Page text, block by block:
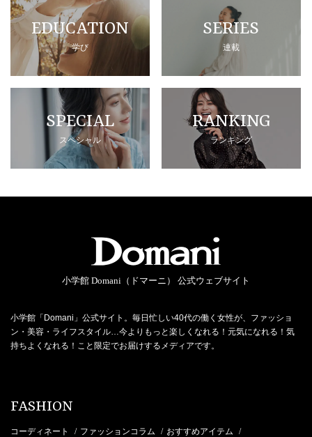
EDUCATION
学び
SERIES
連載
SPECIAL
スペシャル
RANKING
ランキング
小学館 Domani（ドマーニ） 公式ウェブサイト
小学館「Domani」公式サイト。毎日忙しい40代の働く女性が、ファッショ
ン・美容・ライフスタイル…今よりもっと楽しくなれる！元気になれる！気
持ちよくなれる！こと限定でお届けするメディアです。
FASHION
コーディネート / ファッションコラム / おすすめアイテム /